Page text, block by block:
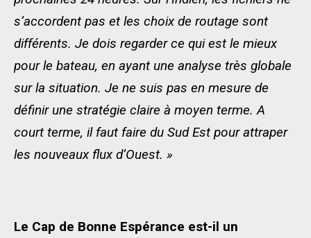
s’accordent pas et les choix de routage sont
différents. Je dois regarder ce qui est le mieux
pour le bateau, en ayant une analyse très globale
sur la situation. Je ne suis pas en mesure de
définir une stratégie claire à moyen terme. A
court terme, il faut faire du Sud Est pour attraper
les nouveaux flux d’Ouest. »
Le Cap de Bonne Espérance est-il un